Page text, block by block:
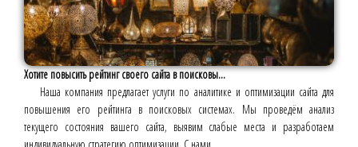
Хотите повысить рейтинг своего сайта в поисковы...
Наша компания предлагает услуги по аналитике и оптимизации сайта для
повышения его рейтинга в поисковых системах. Мы проведём анализ
текущего состояния вашего сайта, выявим слабые места и разработаем